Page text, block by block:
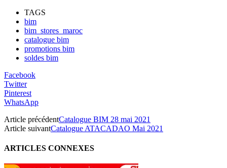
TAGS
bim
bim_stores_maroc
catalogue bim
promotions bim
soldes bim
Facebook
Twitter
Pinterest
WhatsApp
Article précédentCatalogue BIM 28 mai 2021
Article suivantCatalogue ATACADAO Mai 2021
ARTICLES CONNEXES